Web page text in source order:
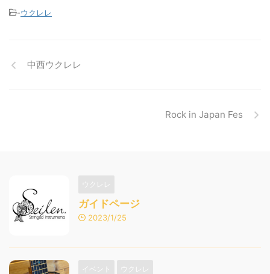
-ウクレレ
中西ウクレレ
Rock in Japan Fes
ウクレレ
ガイドページ
2023/1/25
イベント ウクレレ